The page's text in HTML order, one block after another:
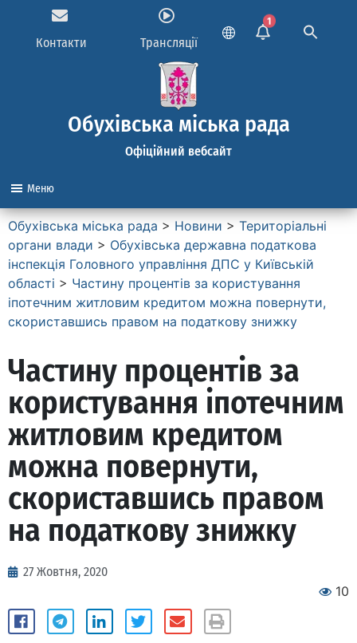
Контакти Трансляції
1
Обухівська міська рада
Офіційний вебсайт
Меню
Обухівська міська рада > Новини > Територіальні
органи влади > Обухівська державна податкова
інспекція Головного управління ДПС у Київській
області > Частину процентів за користування
іпотечним житловим кредитом можна повернути,
скориставшись правом на податкову знижку
Частину процентів за
користування іпотечним
житловим кредитом
можна повернути,
скориставшись правом
на податкову знижку
27 Жовтня, 2020
10